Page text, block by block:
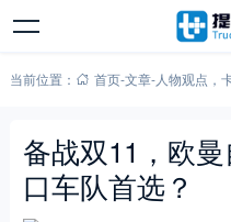
当前位置： 首页-文章-人物观点 ，
备战双11，欧
口车队首选？